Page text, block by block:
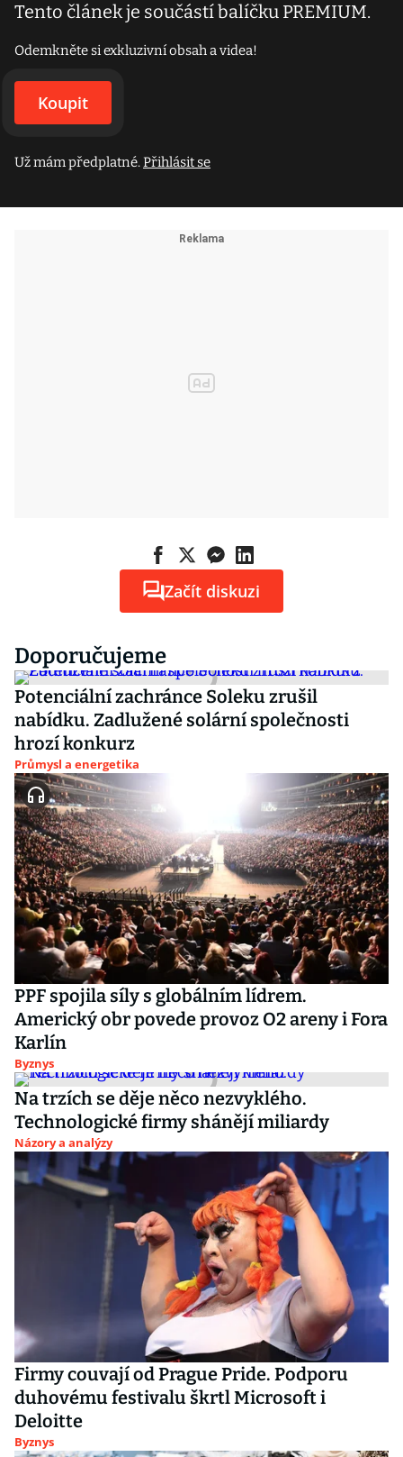
Tento článek je součástí balíčku PREMIUM.
Odemkněte si exkluzivní obsah a videa!
Koupit
Už mám předplatné.Přihlásit se
Začít diskuzi
Doporučujeme
Potenciální zachránce Soleku zrušil
nabídku. Zadlužené solární společnosti
hrozí konkurz
Průmysl a energetika
PPF spojila síly s globálním lídrem.
Americký obr povede provoz O2 areny i Fora
Karlín
Byznys
Na trzích se děje něco nezvyklého.
Technologické firmy shánějí miliardy
Názory a analýzy
Firmy couvají od Prague Pride. Podporu
duhovému festivalu škrtl Microsoft i
Deloitte
Byznys